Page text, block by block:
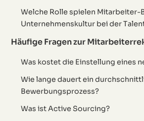
Welche Rolle spielen Mitarbeiter-
Unternehmenskultur bei der
Häufige Fragen zur
Was kostet die Einstellung eines
Wie lange dauert ein
Bewerbungsprozess?
Was ist Active Sourcing?